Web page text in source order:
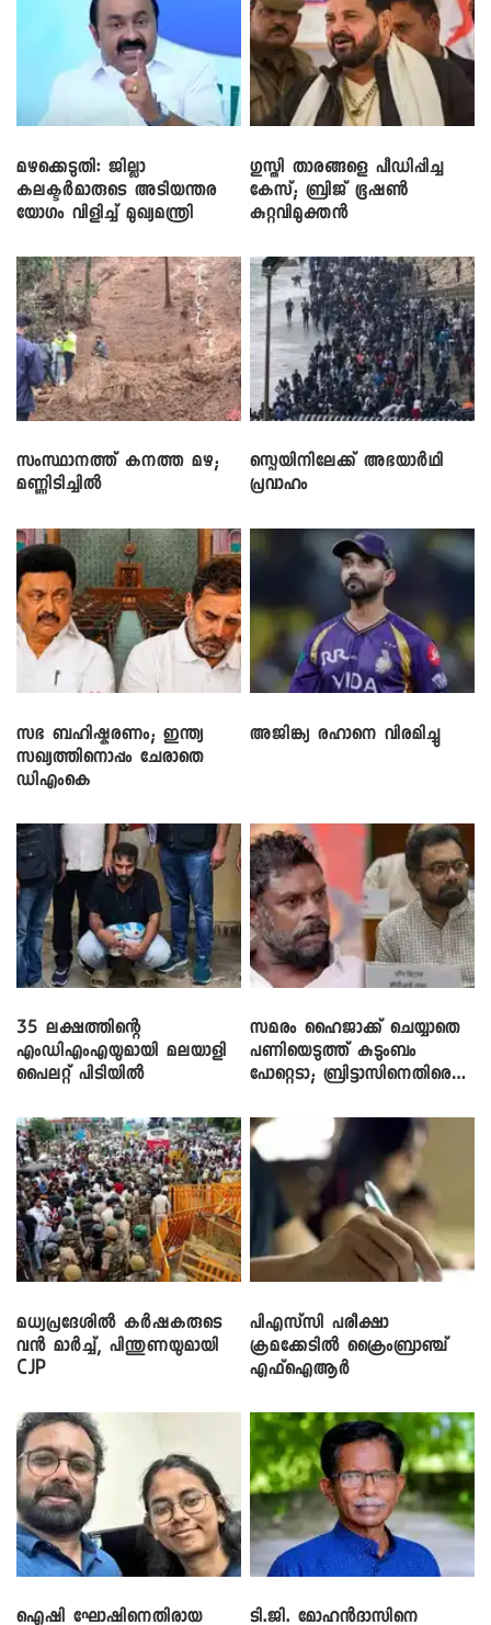
മഴക്കെടുതി: ജില്ലാ
കലക്ടർമാരുടെ അടിയന്തര
യോഗം വിളിച്ച് മുഖ്യമന്ത്രി
​ഗുസ്തി താരങ്ങളെ പീഡിപ്പിച്ച
കേസ്; ബ്രിജ് ഭൂഷൺ
കുറ്റവിമുക്തൻ
സംസ്ഥാനത്ത് കനത്ത മഴ;
മണ്ണിടിച്ചിൽ
സ്പെയിനിലേക്ക് അഭയാർഥി
പ്രവാഹം
സഭ ബഹിഷ്കരണം; ഇന്ത്യ
സഖ്യത്തിനൊപ്പം ചേരാതെ
ഡിഎംകെ
അജിങ്ക്യ രഹാനെ വിരമിച്ചു
35 ലക്ഷത്തിന്റെ
എംഡിഎംഎയുമായി മലയാളി
പൈലറ്റ് പിടിയിൽ
സമരം ഹൈജാക്ക് ചെയ്യാതെ
പണിയെടുത്ത് കുടുംബം
പോറ്റെടാ; ബ്രിട്ടാസിനെതിരെ
മധ്യപ്രദേശിൽ കർഷകരുടെ
വൻ മാർച്ച്, പിന്തുണയുമായി
CJP
പിഎസ്‌സി പരീക്ഷാ
ക്രമക്കേ‌ടിൽ ക്രൈംബ്രാഞ്ച്
എഫ്ഐആർ
ഐഷി ഘോഷിനെതിരായ ടി.ജി. മോഹൻദാസിനെ